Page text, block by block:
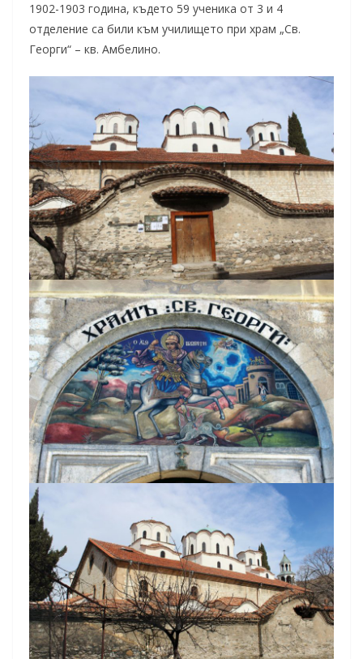
1902-1903 година, където 59 ученика от 3 и 4
отделение са били към училището при храм „Св.
Георги“ – кв. Амбелино.